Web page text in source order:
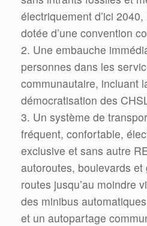
électriquement d’ici
dotée d’une convention
2. Une embauche
personnes dans les
communautaire, incluant
démocratisation des
3. Un système de
fréquent, confortable,
exclusive et sans autre
autoroutes, boulevards
routes jusqu’au moindre
des minibus
et un autopartage